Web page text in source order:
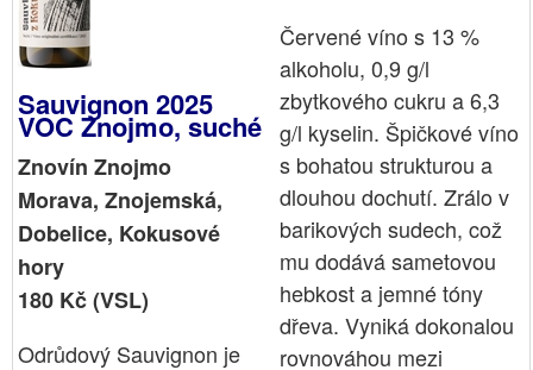
Sauvignon 2025
VOC Znojmo, suché
Znovín Znojmo
Morava, Znojemská,
Dobelice, Kokusové
hory
180 Kč (VSL)
Odrůdový Sauvignon je
Červené víno s 13 %
alkoholu, 0,9 g/l
zbytkového cukru a 6,3
g/l kyselin. Špičkové víno
s bohatou strukturou a
dlouhou dochutí. Zrálo v
barikových sudech, což
mu dodává sametovou
hebkost a jemné tóny
dřeva. Vyniká dokonalou
rovnováhou mezi